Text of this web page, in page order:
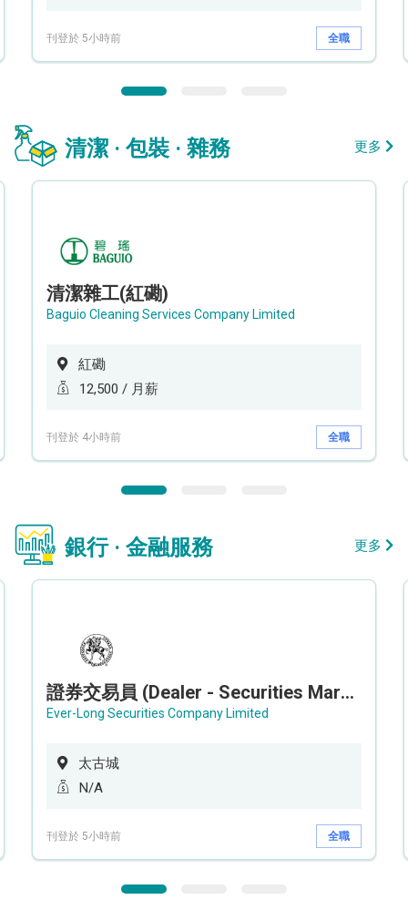
刊登於 5小時前 全職
清潔 · 包裝 · 雜務 更多
清潔雜工(紅磡)
Baguio Cleaning Services Company Limited
紅磡
12,500 / 月薪
刊登於 4小時前 全職
銀行 · 金融服務 更多
證券交易員 (Dealer - Securities Market)
Ever-Long Securities Company Limited
太古城
N/A
刊登於 5小時前 全職